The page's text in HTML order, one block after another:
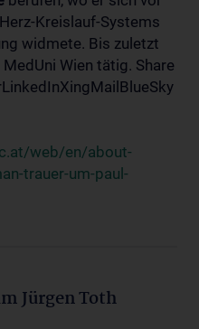
Kreislauf-Systems
widmete. Bis zuletzt
Wien tätig. Share
web/en/about-
trauer-um-paul-
Jürgen Toth